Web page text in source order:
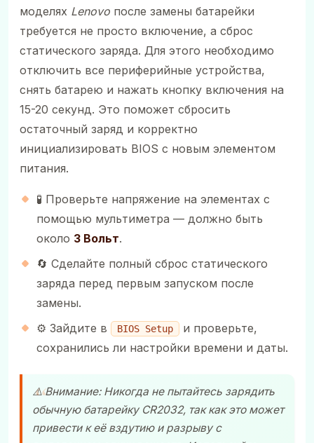
моделях Lenovo после замены батарейки
требуется не просто включение, а сброс
статического заряда. Для этого необходимо
отключить все периферийные устройства,
снять батарею и нажать кнопку включения на
15-20 секунд. Это поможет сбросить
остаточный заряд и корректно
инициализировать BIOS с новым элементом
питания.
🧪 Проверьте напряжение на элементах с
помощью мультиметра — должно быть
около 3 Вольт.
🔄 Сделайте полный сброс статического
заряда перед первым запуском после
замены.
⚙️ Зайдите в
BIOS Setup
и проверьте,
сохранились ли настройки времени и даты.
⚠️ Внимание: Никогда не пытайтесь зарядить
обычную батарейку CR2032, так как это может
привести к её вздутию и разрыву с